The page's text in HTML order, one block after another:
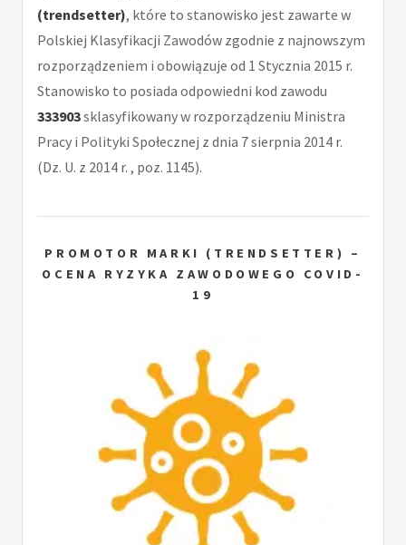
(trendsetter), które to stanowisko jest zawarte w
Polskiej Klasyfikacji Zawodów zgodnie z najnowszym
rozporządzeniem i obowiązuje od 1 Stycznia 2015 r.
Stanowisko to posiada odpowiedni kod zawodu
333903sklasyfikowany w rozporządzeniu Ministra
Pracy i Polityki Społecznej z dnia 7 sierpnia 2014 r.
(Dz. U. z 2014 r. , poz. 1145).
PROMOTOR MARKI (TRENDSETTER) –
OCENA RYZYKA ZAWODOWEGO COVID-
19